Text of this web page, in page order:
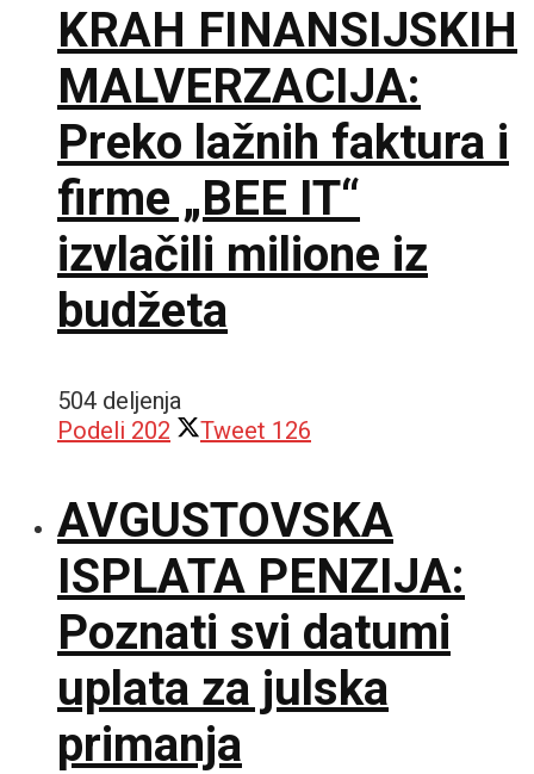
KRAH FINANSIJSKIH
MALVERZACIJA:
Preko lažnih faktura i
firme „BEE IT“
izvlačili milione iz
budžeta
504 deljenja
Podeli 202 Tweet 126
AVGUSTOVSKA
ISPLATA PENZIJA:
Poznati svi datumi
uplata za julska
primanja